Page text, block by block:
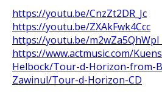
https://youtu.be/CnzZt2DR_Jc
https://youtu.be/ZXAkFwk4Ccc
https://youtu.be/m2wZa5QhWpI
https://www.actmusic.com/
Helbock/Tour-d-Horizon-from-
Zawinul/Tour-d-Horizon-CD